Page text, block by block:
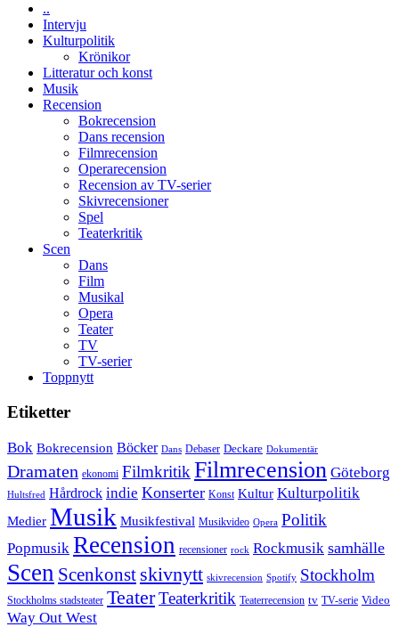
..
Intervju
Kulturpolitik
Krönikor
Litteratur och konst
Musik
Recension
Bokrecension
Dans recension
Filmrecension
Operarecension
Recension av TV-serier
Skivrecensioner
Spel
Teaterkritik
Scen
Dans
Film
Musikal
Opera
Teater
TV
TV-serier
Toppnytt
Etiketter
Bok Bokrecension Böcker Dans Debaser Deckare Dokumentär
Dramaten ekonomi Filmkritik Filmrecension Göteborg
Hultsfred Hårdrock indie Konserter Konst Kultur Kulturpolitik
Medier Musik Musikfestival Musikvideo Opera Politik
Popmusik Recension recensioner rock Rockmusik samhälle
Scen Scenkonst skivnytt skivrecension Spotify Stockholm
Stockholms stadsteater TeaterTeaterkritik Teaterrecension tv TV-serie Video
Way Out West